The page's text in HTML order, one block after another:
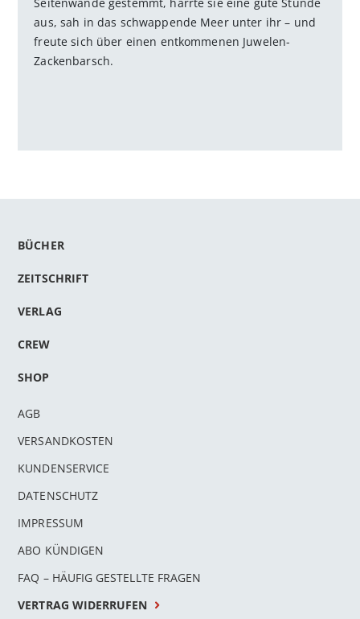
aus, sah in das schwappende Meer unter ihr – und
freute sich über einen entkommenen Juwelen-
Zackenbarsch.
BÜCHER
ZEITSCHRIFT
VERLAG
CREW
SHOP
AGB
VERSANDKOSTEN
KUNDENSERVICE
DATENSCHUTZ
IMPRESSUM
ABO KÜNDIGEN
FAQ – HÄUFIG GESTELLTE FRAGEN
VERTRAG WIDERRUFEN